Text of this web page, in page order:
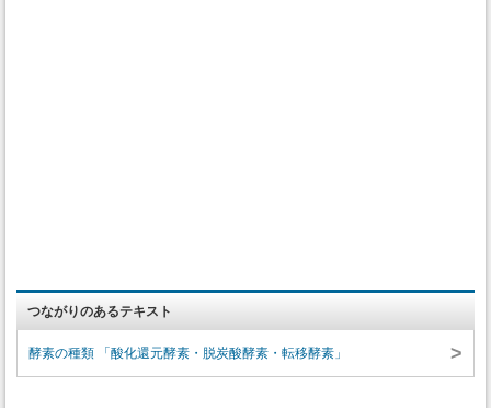
つながりのあるテキスト
酵素の種類 「酸化還元酵素・脱炭酸酵素・転移酵素」 >